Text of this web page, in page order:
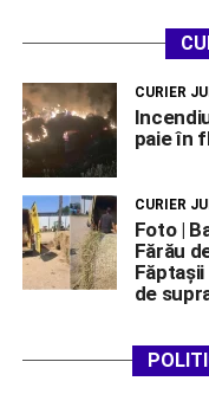
CURIER
paie în
CURIER
Foto |
Fărău
de